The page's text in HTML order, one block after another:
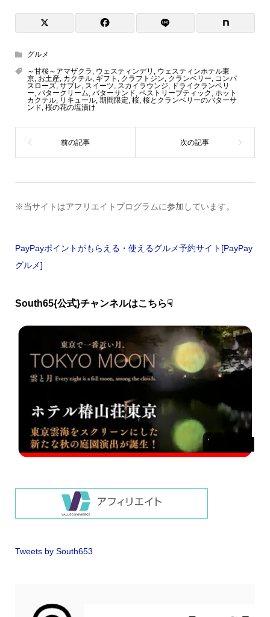
グルメ
～甘桜～アマザクラ , ウェスティンデリ , ウェスティンホテル東
京, お土産, カクテル, ギフト , クラフトジン, クランベリー, コンパ
スローズ, サブレ, スイーツ, スカイラウンジ, ドライクランベリ
ー, バタークリーム, バターサンド, ペストリーブティック , ホット
カクテル, リキュール, 期間限定, 桜, 桜とクランベリーのバターサ
ンド, 桜の花の塩漬け
※当サイトはアフリエイトプログラムに参加しています。
PayPayポイントがもらえる・使えるグルメ予約サイト[PayPay
グルメ]
South65{公式}チャンネルはこちら☟
Tweets by South653